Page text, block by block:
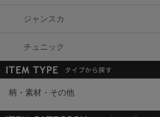
ジャンスカ
チュニック
柄・素材・その他